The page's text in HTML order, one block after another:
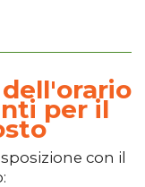
per il
con il